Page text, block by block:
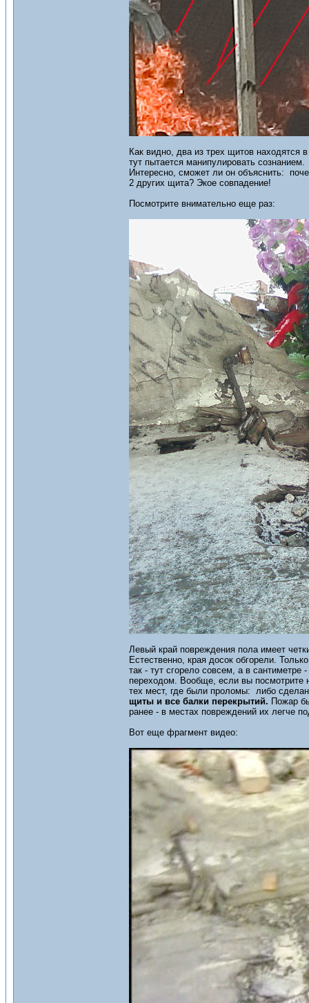
Как видно, два из трех щитов
тут пытается манипулировать сознанием.
Интересно, сможет ли он объяснить:
2 других щита? Экое совпадение!
Посмотрите внимательно еще раз:
Левый край повреждения пола имеет
Естественно, края досок обгорели.
так - тут сгорело совсем, а в
переходом. Вообще, если вы посмотрите
тех мест, где были проломы: либо
щиты и все балки перекрытий. Пожар
ранее - в местах повреждений их легче
Вот еще фрагмент видео: